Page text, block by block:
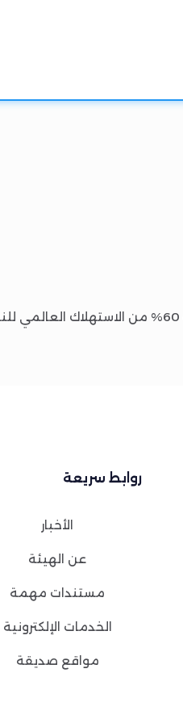
روابط سريعة
الأخبار
عن الهيئة
مستندات مهمة
الخدمات الإلكترونية
مواقع صديقة